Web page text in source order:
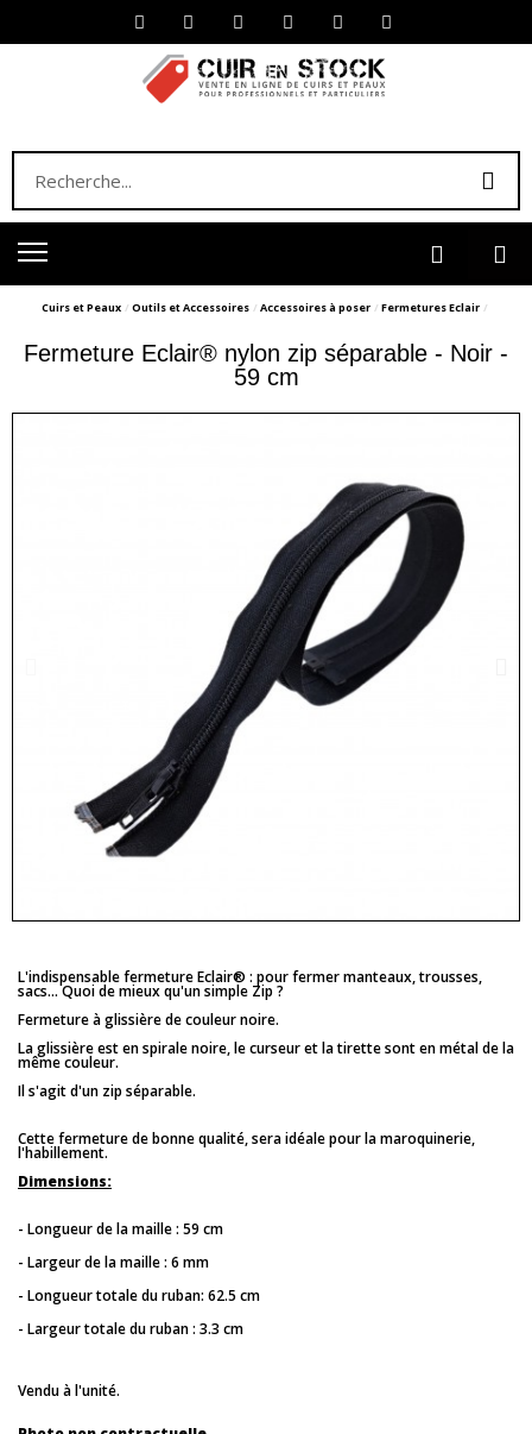
Cuirs et Peaux Outils et Accessoires Accessoires à poser Fermetures Eclair
Fermeture Eclair® nylon zip séparable - Noir -
59 cm
L'indispensable fermeture Eclair® : pour fermer manteaux, trousses,
sacs... Quoi de mieux qu'un simple Zip ?
Fermeture à glissière de couleur noire.
La glissière est en spirale noire, le curseur et la tirette sont en métal de la
même couleur.
Il s'agit d'un zip séparable.
Cette fermeture de bonne qualité, sera idéale pour la maroquinerie,
l'habillement.
Dimensions:
- Longueur de la maille : 59 cm
- Largeur de la maille : 6 mm
- Longueur totale du ruban: 62.5 cm
- Largeur totale du ruban : 3.3 cm
Vendu à l'unité.